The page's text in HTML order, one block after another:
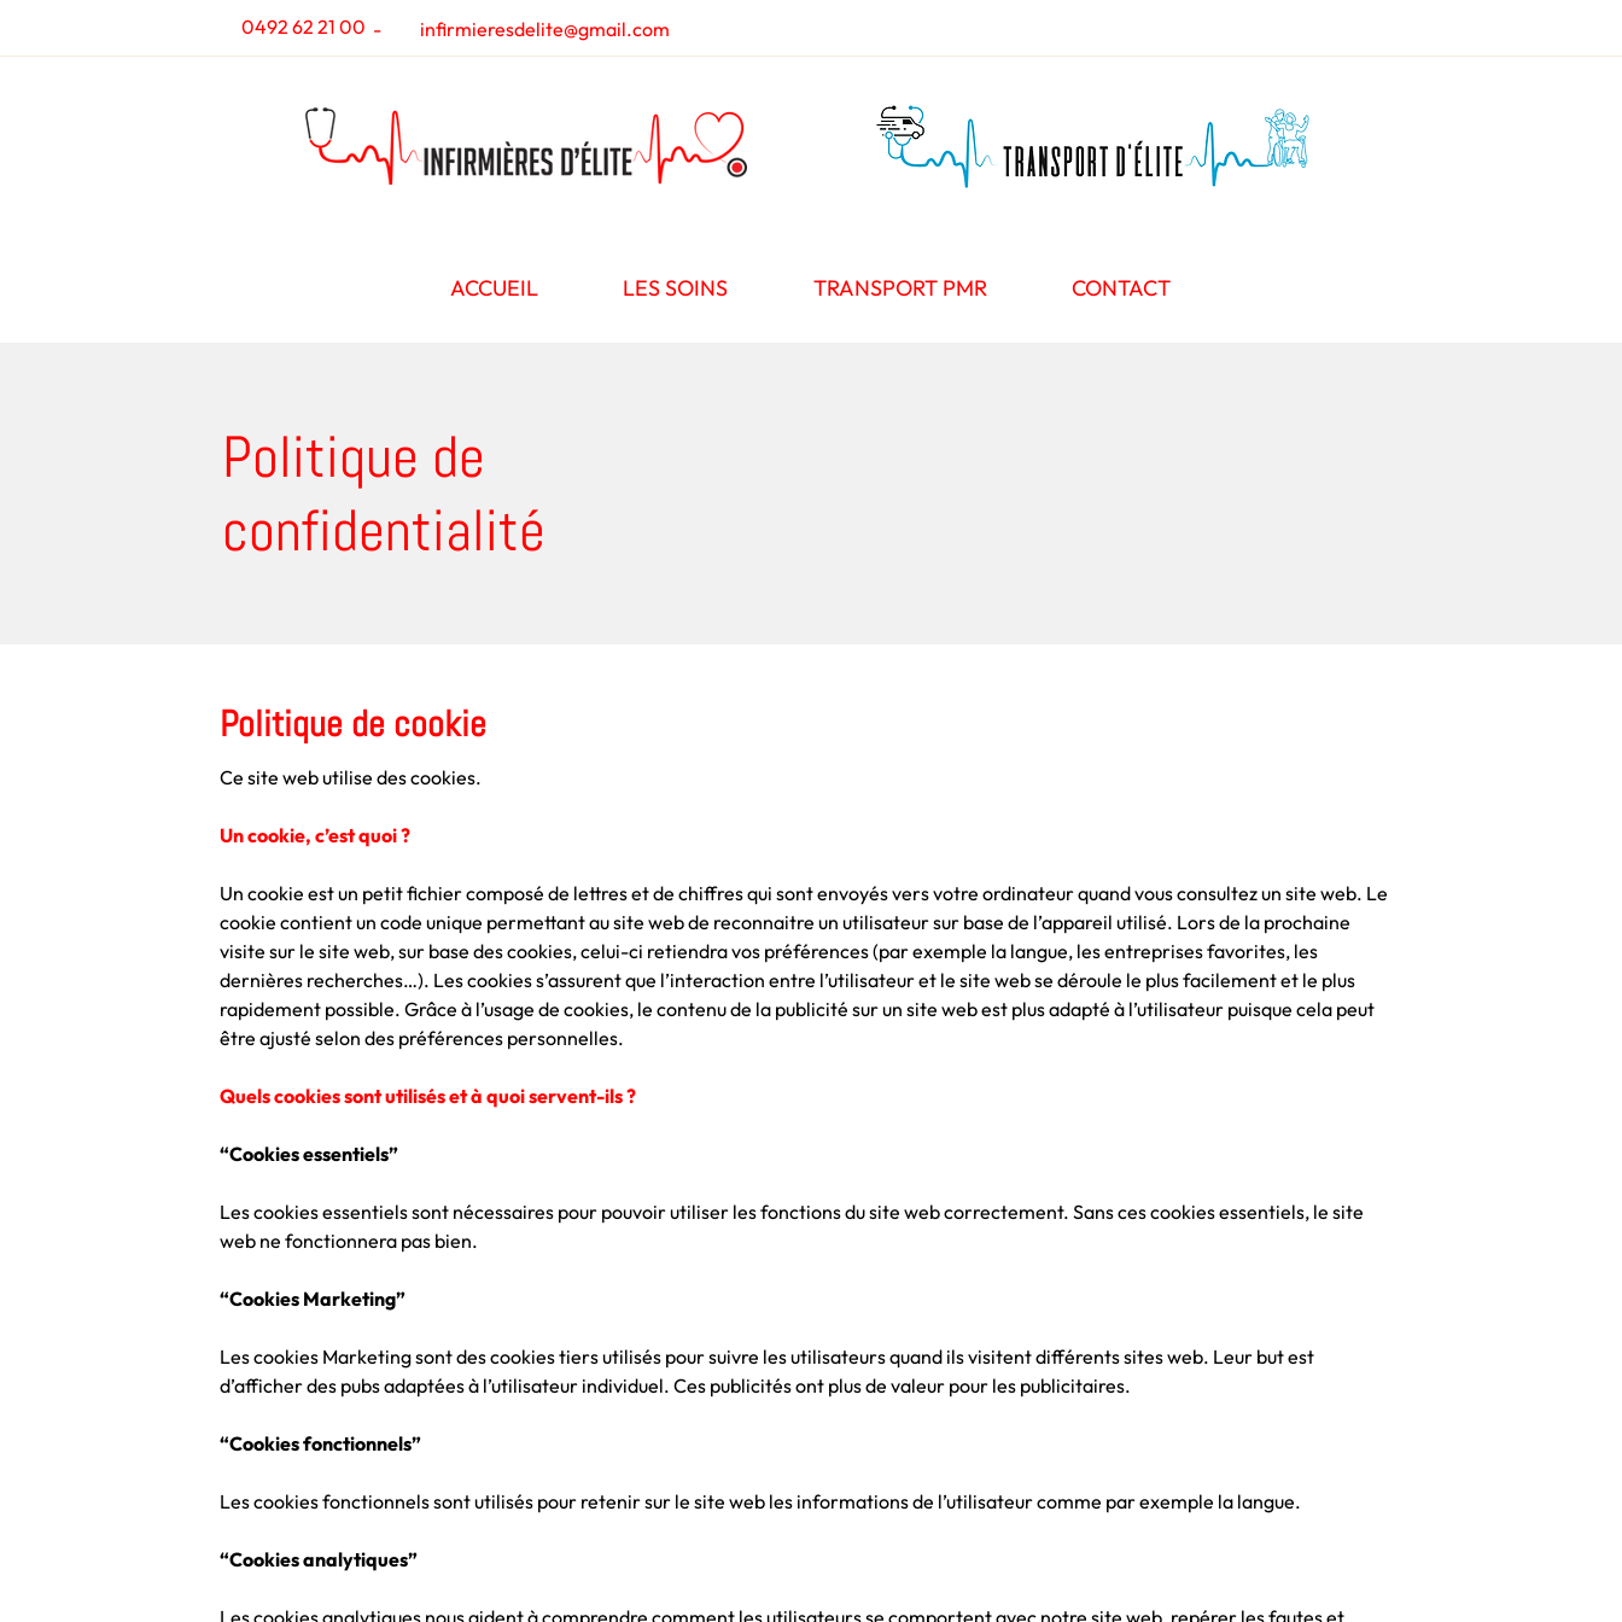
0492 62 21 00 - infirmieresdelite@gmail.com
ACCUEIL LES SOINS TRANSPORT PMR CONTACT
Politique de
confidentialité
Politique de cookie
Ce site web utilise des cookies.
Un cookie, c’est quoi ?
Un cookie est un petit fichier composé de lettres et de chiffres qui sont envoyés vers votre ordinateur quand vous consultez un site web. Le
cookie contient un code unique permettant au site web de reconnaitre un utilisateur sur base de l’appareil utilisé. Lors de la prochaine
visite sur le site web, sur base des cookies, celui-ci retiendra vos préférences (par exemple la langue, les entreprises favorites, les
dernières recherches…). Les cookies s’assurent que l’interaction entre l’utilisateur et le site web se déroule le plus facilement et le plus
rapidement possible. Grâce à l’usage de cookies, le contenu de la publicité sur un site web est plus adapté à l’utilisateur puisque cela peut
être ajusté selon des préférences personnelles.
Quels cookies sont utilisés et à quoi servent-ils ?
“Cookies essentiels”
Les cookies essentiels sont nécessaires pour pouvoir utiliser les fonctions du site web correctement. Sans ces cookies essentiels, le site
web ne fonctionnera pas bien.
“Cookies Marketing”
Les cookies Marketing sont des cookies tiers utilisés pour suivre les utilisateurs quand ils visitent différents sites web. Leur but est
d’afficher des pubs adaptées à l’utilisateur individuel. Ces publicités ont plus de valeur pour les publicitaires.
“Cookies fonctionnels”
Les cookies fonctionnels sont utilisés pour retenir sur le site web les informations de l’utilisateur comme par exemple la langue.
“Cookies analytiques”
Les cookies analytiques nous aident à comprendre comment les utilisateurs se comportent avec notre site web, repérer les fautes et